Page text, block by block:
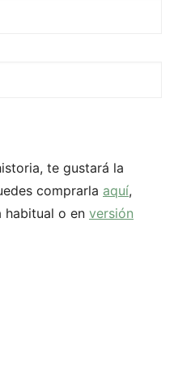
te gustará la
comprarla aquí,
habitual o en versión